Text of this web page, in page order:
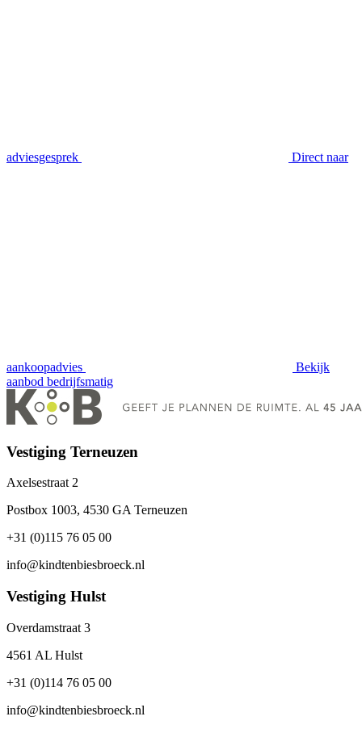
adviesgesprek Direct naar
aankoopadvies
Bekijk
aanbod bedrijfsmatig
Vestiging Terneuzen
Axelsestraat 2
Postbox 1003, 4530 GA Terneuzen
+31 (0)115 76 05 00
info@kindtenbiesbroeck.nl
Vestiging Hulst
Overdamstraat 3
4561 AL Hulst
+31 (0)114 76 05 00
info@kindtenbiesbroeck.nl